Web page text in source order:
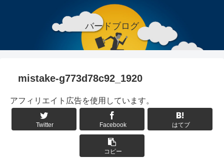
バードブログ
mistake-g773d78c92_1920
アフィリエイト広告を使用しています。
Twitter Facebook はてブ
コピー